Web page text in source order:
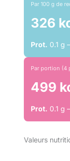
Par 100 g de
326
Prot. 0.1 g
Par portion (4
499
Prot. 0.1 g
Valeurs